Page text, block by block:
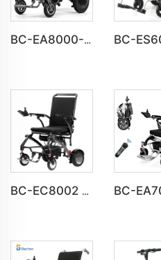
BC-EA8000-UP Dernier fauteuil roulant pliable électrique à la mode pour personnes handicapées
BC-EC8002 Luxe Léger Batterie Lithium Fibre de Carbone Fauteuil Roulant Électrique